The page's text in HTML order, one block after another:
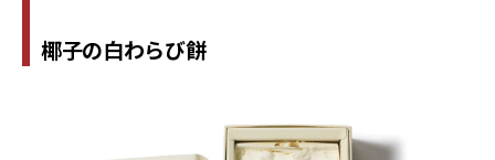
椰子の白わらび餅